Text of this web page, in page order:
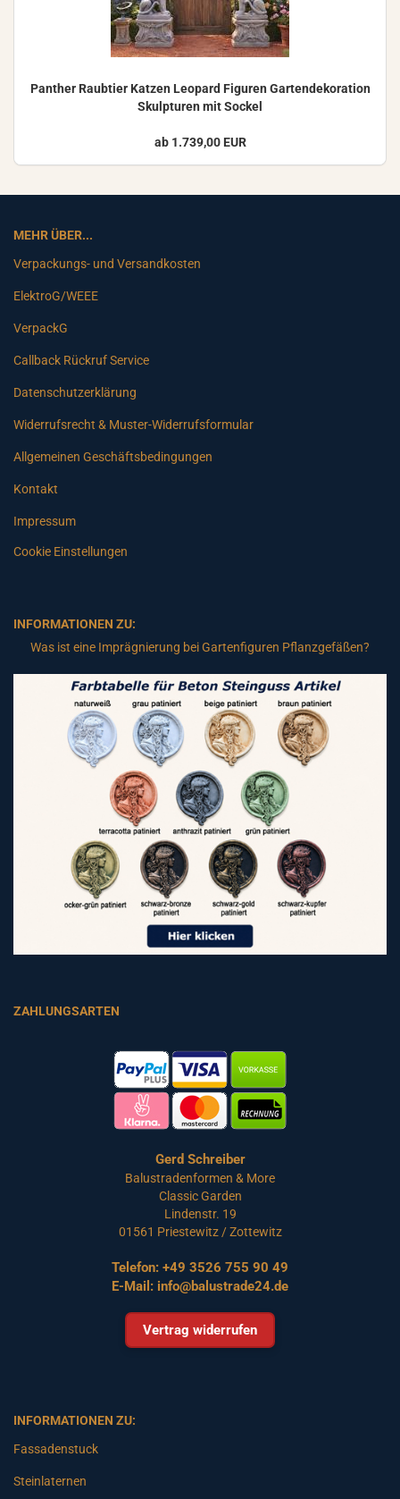
Pan­ther Raub­tier Kat­zen Leo­pard Fi­gu­ren Gar­ten­de­ko­ra­ti­on
Skulp­tu­ren mit So­ckel
ab 1.739,00 EUR
MEHR ÜBER...
Verpackungs- und Versandkosten
ElektroG/WEEE
VerpackG
Callback Rückruf Service
Datenschutzerklärung
Widerrufsrecht & Muster-Widerrufsformular
Allgemeinen Geschäftsbedingungen
Kontakt
Impressum
Cookie Einstellungen
INFORMATIONEN ZU:
Was ist eine Imprägnierung bei Gartenfiguren Pflanzgefäßen?
ZAHLUNGSARTEN
Gerd Schreiber
Balustradenformen & More
Classic Garden
Lindenstr. 19
01561 Priestewitz / Zottewitz
Telefon: +49 3526 755 90 49
E-Mail: info@balustrade24.de
Vertrag widerrufen
INFORMATIONEN ZU:
Fassadenstuck
Steinlaternen